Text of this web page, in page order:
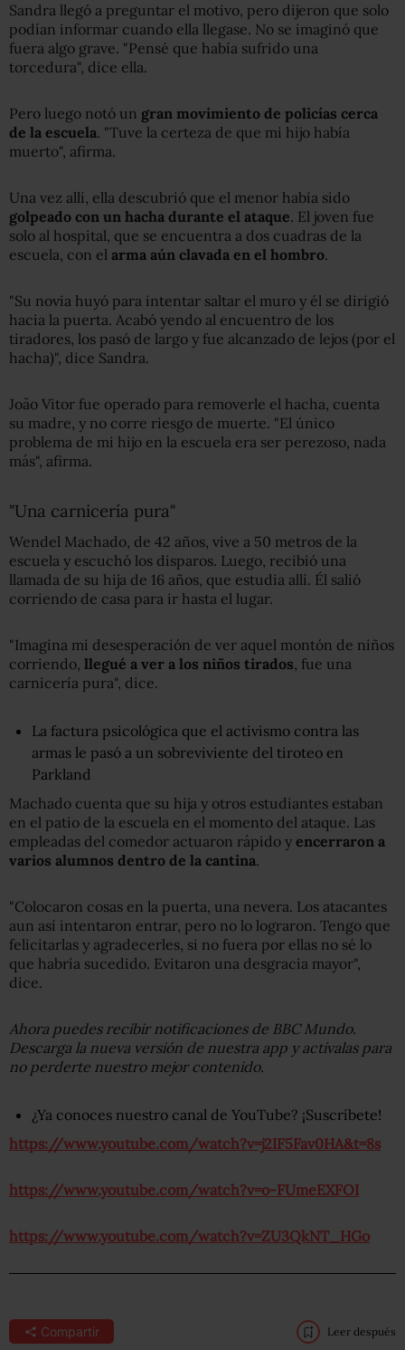
Sandra llegó a preguntar el motivo, pero dijeron que solo
podían informar cuando ella llegase. No se imaginó que
fuera algo grave. "Pensé que había sufrido una
torcedura", dice ella.
Pero luego notó un gran movimiento de policías cerca
de la escuela. "Tuve la certeza de que mi hijo había
muerto", afirma.
Una vez allí, ella descubrió que el menor había sido
golpeado con un hacha durante el ataque. El joven fue
solo al hospital, que se encuentra a dos cuadras de la
escuela, con el arma aún clavada en el hombro.
"Su novia huyó para intentar saltar el muro y él se dirigió
hacia la puerta. Acabó yendo al encuentro de los
tiradores, los pasó de largo y fue alcanzado de lejos (por el
hacha)", dice Sandra.
João Vitor fue operado para removerle el hacha, cuenta
su madre, y no corre riesgo de muerte. "El único
problema de mi hijo en la escuela era ser perezoso, nada
más", afirma.
"Una carnicería pura"
Wendel Machado, de 42 años, vive a 50 metros de la
escuela y escuchó los disparos. Luego, recibió una
llamada de su hija de 16 años, que estudia allí. Él salió
corriendo de casa para ir hasta el lugar.
"Imagina mi desesperación de ver aquel montón de niños
corriendo, llegué a ver a los niños tirados, fue una
carnicería pura", dice.
La factura psicológica que el activismo contra las
armas le pasó a un sobreviviente del tiroteo en
Parkland
Machado cuenta que su hija y otros estudiantes estaban
en el patio de la escuela en el momento del ataque. Las
empleadas del comedor actuaron rápido y encerraron a
varios alumnos dentro de la cantina.
"Colocaron cosas en la puerta, una nevera. Los atacantes
aun así intentaron entrar, pero no lo lograron. Tengo que
felicitarlas y agradecerles, si no fuera por ellas no sé lo
que habría sucedido. Evitaron una desgracia mayor",
dice.
Ahora puedes recibir notificaciones de BBC Mundo.
Descarga la nueva versión de nuestra app y actívalas para
no perderte nuestro mejor contenido.
¿Ya conoces nuestro canal de YouTube? ¡Suscríbete!
https://www.youtube.com/watch?v=j2IF5Fav0HA&t=8s
https://www.youtube.com/watch?v=o-FUmeEXFOI
https://www.youtube.com/watch?v=ZU3QkNT_HGo
Compartir Leer después